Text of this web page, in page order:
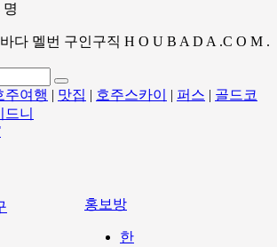
명
다 멜번 구인구직 H O U B A D A .C O M .
주여행 | 맛집 | 호주스카이 | 퍼스 | 골드코
드니
홍보방
한